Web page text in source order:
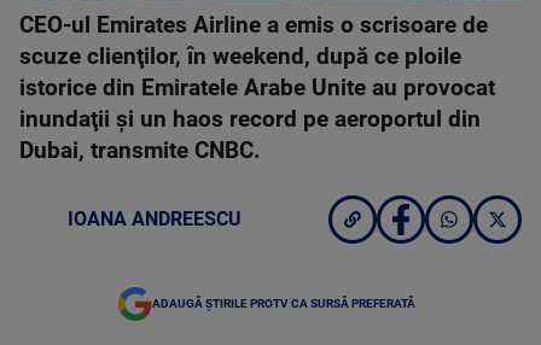
CEO-ul Emirates Airline a emis o scrisoare de
scuze clienţilor, în weekend, după ce ploile
istorice din Emiratele Arabe Unite au provocat
inundaţii şi un haos record pe aeroportul din
Dubai, transmite CNBC.
IOANA ANDREESCU
ADAUGĂ ȘTIRILE PROTV CA SURSĂ PREFERATĂ